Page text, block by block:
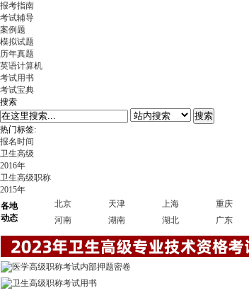
报考指南
考试辅导
案例题
模拟试题
历年真题
英语计算机
考试用书
考试宝典
搜索
搜索
热门标签:
报名时间
卫生高级
2016年
卫生高级职称
2015年
各地
动态
北京 天津 上海 重庆
河南
湖南 湖北 广东